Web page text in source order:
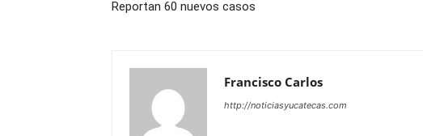
Reportan 60 nuevos casos
Francisco Carlos
http://noticiasyucatecas.com